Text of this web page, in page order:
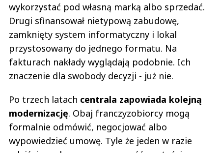
wykorzystać pod własną marką albo sprzedać.
Drugi sfinansował nietypową zabudowę,
zamknięty system informatyczny i lokal
przystosowany do jednego formatu. Na
fakturach nakłady wyglądają podobnie. Ich
znaczenie dla swobody decyzji - już nie.
Po trzech latach centrala zapowiada kolejną
modernizację. Obaj franczyzobiorcy mogą
formalnie odmówić, negocjować albo
wypowiedzieć umowę. Tyle że jeden w razie